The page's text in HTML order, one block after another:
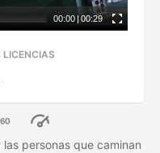
00:00 | 00:29
personas que caminan